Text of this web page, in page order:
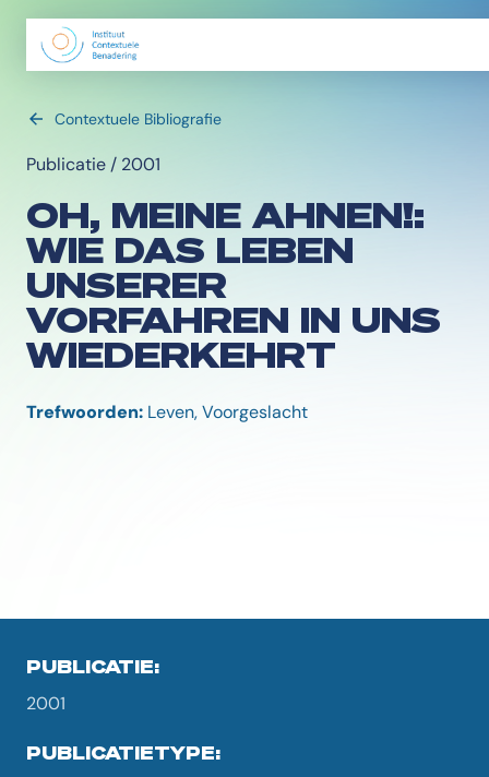
Contextuele Bibliografie
Publicatie / 2001
OH, MEINE AHNEN!:
WIE DAS LEBEN
UNSERER
VORFAHREN IN UNS
WIEDERKEHRT
Trefwoorden: Leven, Voorgeslacht
PUBLICATIE:
2001
PUBLICATIETYPE: